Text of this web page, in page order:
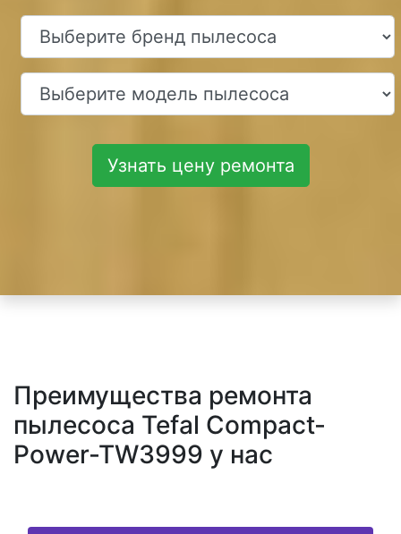
Узнать цену ремонта
Преимущества ремонта
пылесоса Tefal Compact-
Power-TW3999 у нас